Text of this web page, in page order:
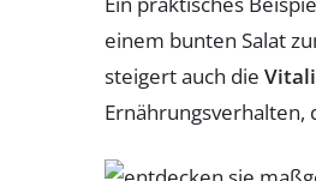
einem bunten Salat
steigert auch die
Ernährungsverhalten,